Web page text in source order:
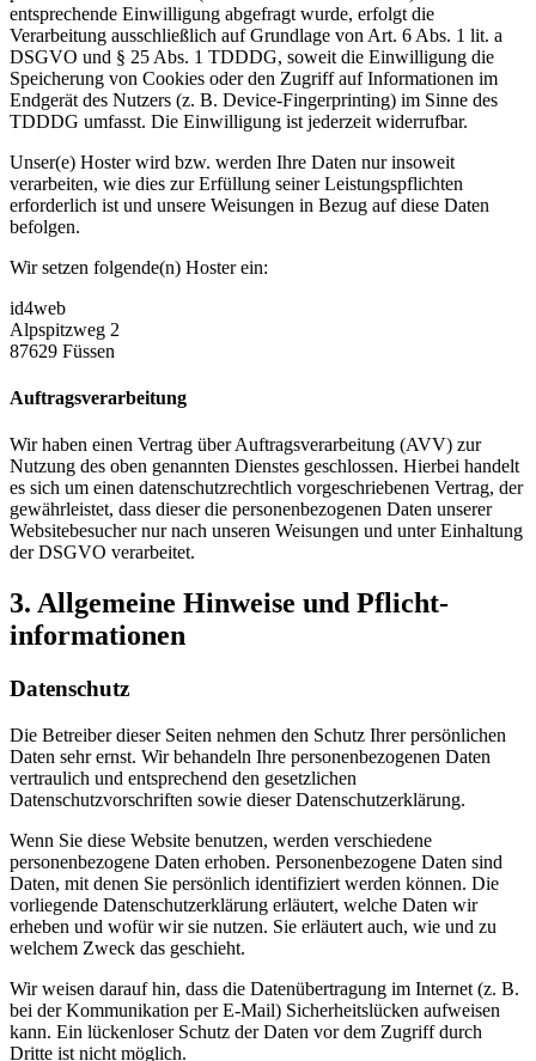
entsprechende Einwilligung abgefragt wurde, erfolgt die
Verarbeitung ausschließlich auf Grundlage von Art. 6 Abs. 1 lit. a
DSGVO und § 25 Abs. 1 TDDDG, soweit die Einwilligung die
Speicherung von Cookies oder den Zugriff auf Informationen im
Endgerät des Nutzers (z. B. Device-Fingerprinting) im Sinne des
TDDDG umfasst. Die Einwilligung ist jederzeit widerrufbar.
Unser(e) Hoster wird bzw. werden Ihre Daten nur insoweit
verarbeiten, wie dies zur Erfüllung seiner Leistungspflichten
erforderlich ist und unsere Weisungen in Bezug auf diese Daten
befolgen.
Wir setzen folgende(n) Hoster ein:
id4web
Alpspitzweg 2
87629 Füssen
Auftragsverarbeitung
Wir haben einen Vertrag über Auftragsverarbeitung (AVV) zur
Nutzung des oben genannten Dienstes geschlossen. Hierbei handelt
es sich um einen datenschutzrechtlich vorgeschriebenen Vertrag, der
gewährleistet, dass dieser die personenbezogenen Daten unserer
Websitebesucher nur nach unseren Weisungen und unter Einhaltung
der DSGVO verarbeitet.
3. Allgemeine Hinweise und Pflicht­
informationen
Datenschutz
Die Betreiber dieser Seiten nehmen den Schutz Ihrer persönlichen
Daten sehr ernst. Wir behandeln Ihre personenbezogenen Daten
vertraulich und entsprechend den gesetzlichen
Datenschutzvorschriften sowie dieser Datenschutzerklärung.
Wenn Sie diese Website benutzen, werden verschiedene
personenbezogene Daten erhoben. Personenbezogene Daten sind
Daten, mit denen Sie persönlich identifiziert werden können. Die
vorliegende Datenschutzerklärung erläutert, welche Daten wir
erheben und wofür wir sie nutzen. Sie erläutert auch, wie und zu
welchem Zweck das geschieht.
Wir weisen darauf hin, dass die Datenübertragung im Internet (z. B.
bei der Kommunikation per E-Mail) Sicherheitslücken aufweisen
kann. Ein lückenloser Schutz der Daten vor dem Zugriff durch
Dritte ist nicht möglich.